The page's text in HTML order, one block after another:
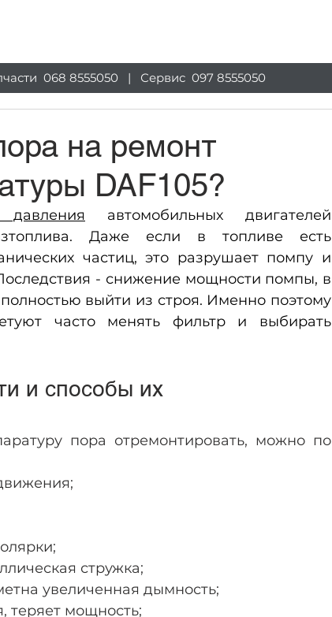
068 8555050| Сервис 097 8555050
на ремонт
DAF105?
автомобильных двигателей
Даже если в топливе есть
частиц, это разрушает помпу и
- снижение мощности помпы, в
выйти из строя. Именно поэтому
часто менять фильтр и выбирать
и способы их
пора отремонтировать, можно по
стружка;
увеличенная дымность;
теряет мощность;